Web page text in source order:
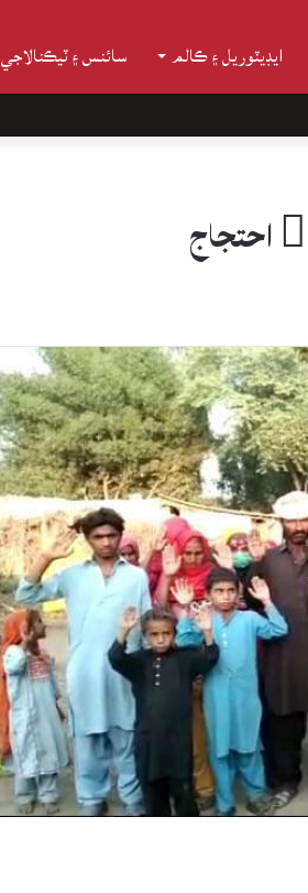
ايڊيٽوريل ۽ ڪالم سائنس ۽ ٽيڪنالاجي